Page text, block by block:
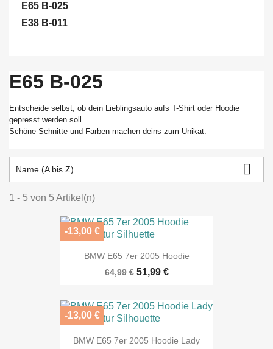
E65 B-025
E38 B-011
E65 B-025
Entscheide selbst, ob dein Lieblingsauto aufs T-Shirt oder Hoodie
gepresst werden soll.
Schöne Schnitte und Farben machen deins zum Unikat.
Name (A bis Z) 
1 - 5 von 5 Artikel(n)
BMW E65 7er 2005 Hoodie
64,99 € 51,99 €
-13,00 €
BMW E65 7er 2005 Hoodie Lady
-13,00 €